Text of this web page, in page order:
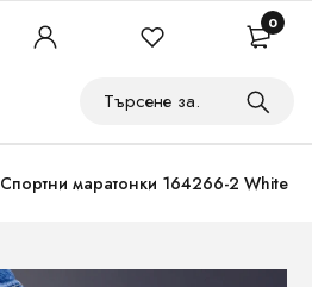
Спортни маратонки 164266-2 White
0